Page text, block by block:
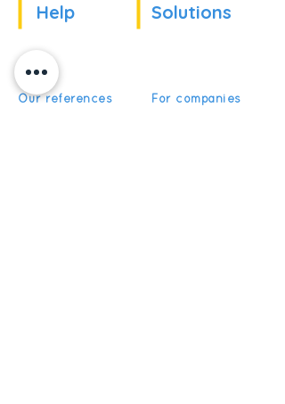
Help Solutions
Our references For companies